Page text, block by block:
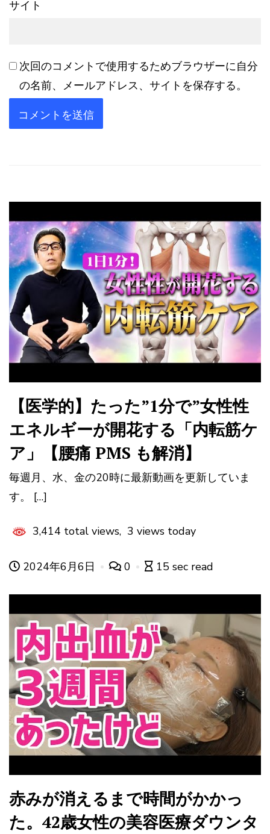
サイト
次回のコメントで使用するためブラウザーに自分
の名前、メールアドレス、サイトを保存する。
【医学的】たった”1分で”女性性
エネルギーが開花する「内転筋ケ
ア」【腰痛 PMS も解消】
毎週月、水、金の20時に最新動画を更新していま
す。 […]
3,414 total views, 3 views today
2024年6月6日 0 15 sec read
赤みが消えるまで時間がかかっ
た。42歳女性の美容医療ダウンタ